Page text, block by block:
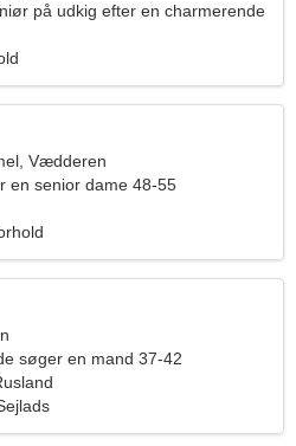
på udkig efter en charmerende
Vædderen
en senior dame 48-55
søger en mand 37-42